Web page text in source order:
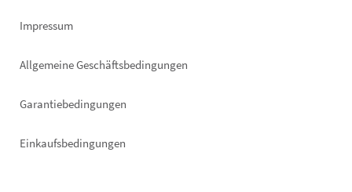
Impressum
Allgemeine Geschäftsbedingungen
Garantiebedingungen
Einkaufsbedingungen